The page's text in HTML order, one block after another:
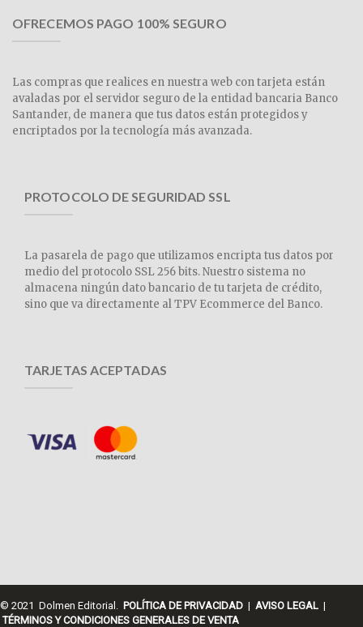
OFRECEMOS PAGO 100% SEGURO
Las compras que realices en nuestra web con tarjeta están
avaladas por el servidor seguro de la entidad bancaria Banco
Santander, de manera que tus datos están protegidos y
encriptados por la tecnología más avanzada.
PROTOCOLO DE SEGURIDAD SSL
La pasarela de pago que utilizamos encripta tus datos por
medio del protocolo SSL 256 bits. Nuestro sistema no
almacena ningún dato bancario de tu tarjeta de crédito,
sino que va directamente al TPV Ecommerce del Banco.
TARJETAS ACEPTADAS
© 2021 Dolmen Editorial. POLÍTICA DE PRIVACIDAD | AVISO LEGAL |
TÉRMINOS Y CONDICIONES GENERALES DE VENTA